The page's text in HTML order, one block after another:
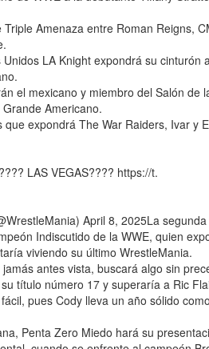
Amenaza entre Roman Reigns,
LA Knight expondrá su
el mexicano y miembro del Salón de
Americano.
expondrá The War Raiders, Ivar y
LAS VEGAS???? https://t.
April 8, 2025La
Indiscutido de la WWE, quien
viviendo su último WrestleMania.
antes vista, buscará algo sin
título número 17 y superaría a Ric
pues Cody lleva un año sólido
Penta Zero Miedo hará su